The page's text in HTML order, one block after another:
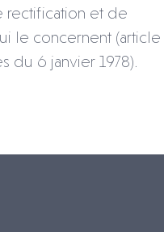
rectification et de
le concernent
du 6 janvier 1978).